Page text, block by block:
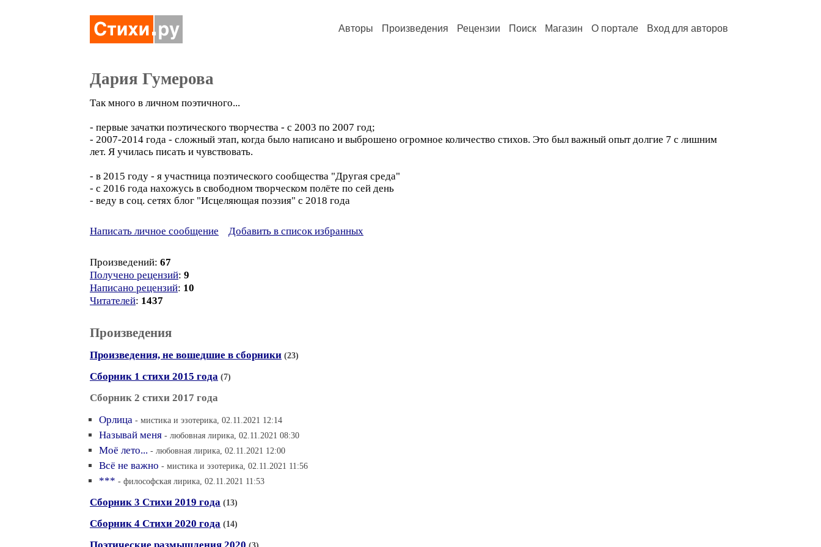
Авторы Произведения Рецензии Поиск Магазин О портале Вход для авторов
Дария Гумерова
Так много в личном поэтичного...
- первые зачатки поэтического творчества - с 2003 по 2007 год;
- 2007-2014 года - сложный этап, когда было написано и выброшено огромное количество стихов. Это был важный опыт долгие 7 с лишним
лет. Я училась писать и чувствовать.
- в 2015 году - я участница поэтического сообщества "Другая среда"
- с 2016 года нахожусь в свободном творческом полёте по сей день
- веду в соц. сетях блог "Исцеляющая поэзия" с 2018 года
Написать личное сообщение Добавить в список избранных
Произведений: 67
Получено рецензий: 9
Написано рецензий: 10
Читателей: 1437
Произведения
Произведения, не вошедшие в сборники (23)
Сборник 1 стихи 2015 года (7)
Сборник 2 стихи 2017 года
Орлица - мистика и эзотерика, 02.11.2021 12:14
Называй меня - любовная лирика, 02.11.2021 08:30
Моё лето... - любовная лирика, 02.11.2021 12:00
Всё не важно - мистика и эзотерика, 02.11.2021 11:56
*** - философская лирика, 02.11.2021 11:53
Сборник 3 Стихи 2019 года (13)
Сборник 4 Стихи 2020 года (14)